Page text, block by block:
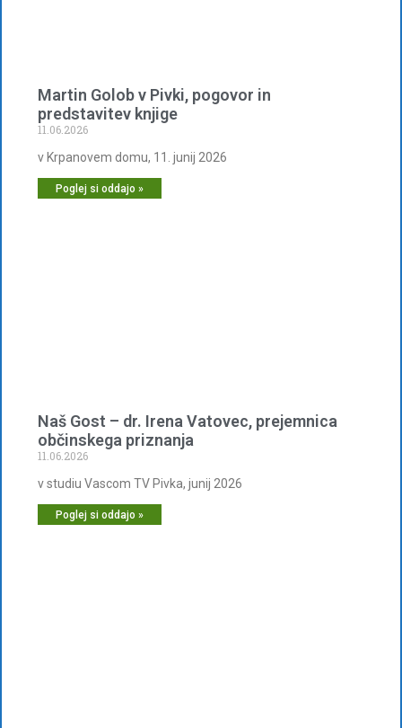
Martin Golob v Pivki, pogovor in
predstavitev knjige
11.06.2026
v Krpanovem domu, 11. junij 2026
Poglej si oddajo »
Naš Gost – dr. Irena Vatovec, prejemnica
občinskega priznanja
11.06.2026
v studiu Vascom TV Pivka, junij 2026
Poglej si oddajo »